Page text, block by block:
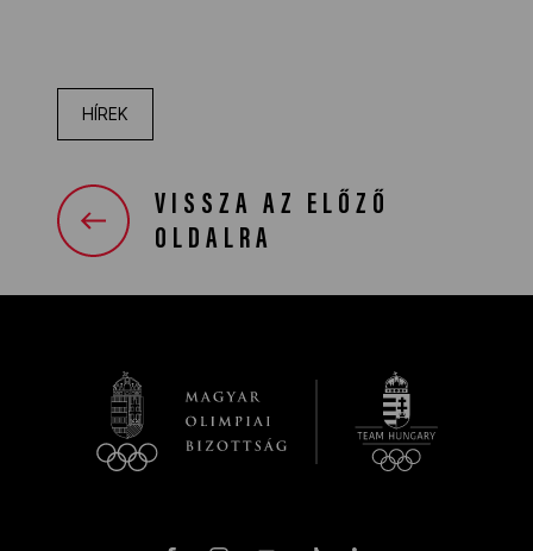
HÍREK
VISSZA AZ ELŐZŐ
OLDALRA